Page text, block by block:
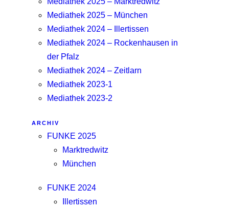
Mediathek 2025 – München
Mediathek 2024 – Illertissen
Mediathek 2024 – Rockenhausen in
der Pfalz
Mediathek 2024 – Zeitlarn
Mediathek 2023-1
Mediathek 2023-2
ARCHIV
FUNKE 2025
Marktredwitz
München
FUNKE 2024
Illertissen